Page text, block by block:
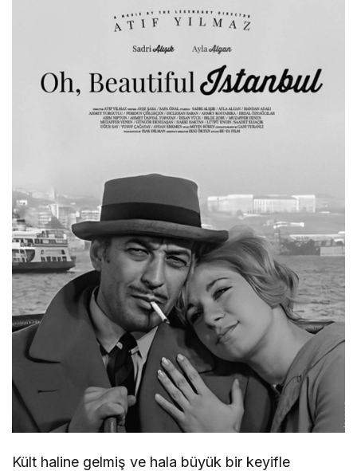
Kült haline gelmiş ve hala büyük bir keyifle